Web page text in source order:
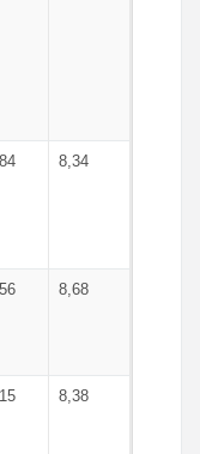
8,34
8,68
8,38